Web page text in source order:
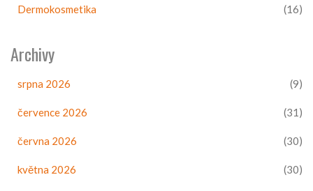
Dermokosmetika (16)
Archivy
srpna 2026 (9)
července 2026 (31)
června 2026 (30)
května 2026 (30)